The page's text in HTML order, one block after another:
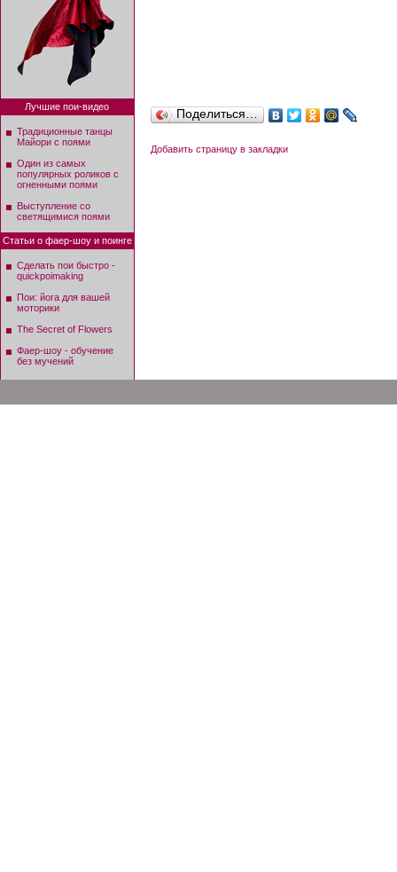
Поделиться…
Добавить страницу в закладки
Лучшие пои-видео
Традиционные танцы
Майори с поями
Один из самых
популярных роликов с
огненными поями
Выступление со
светящимися поями
Статьи о фаер-шоу и поинге
Сделать пои быстро -
quickpoimaking
Пои: йога для вашей
моторики
The Secret of Flowers
Фаер-шоу - обучение
без мучений